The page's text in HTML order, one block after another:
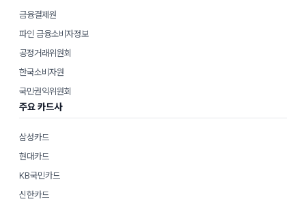
금융결제원
파인 금융소비자정보
공정거래위원회
한국소비자원
국민권익위원회
주요 카드사
삼성카드
현대카드
KB국민카드
신한카드